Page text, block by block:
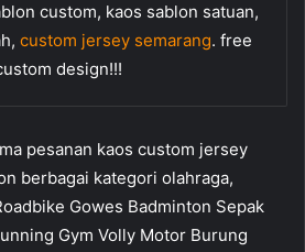
custom, kaos sablon satuan,
custom jersey semarang. free
design!!!
pesanan kaos custom jersey
berbagai kategori olahraga,
Gowes Badminton Sepak
Gym Volly Motor Burung